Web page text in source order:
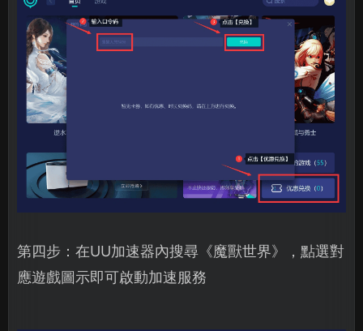
第四步：在UU加速器內搜尋《魔獸世界》，點選對
應遊戲圖示即可啟動加速服務